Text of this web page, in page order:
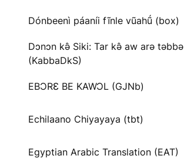
Dónbeenì páaníi fĩnle vũahṹ (box)
Dɔnɔn kə̂ Siki: Tar kə̂ aw arə təbbə
(KabbaDkS)
EBƆRƐ BE KAWƆL (GJNb)
Echilaano Chiyayaya (tbt)
Egyptian Arabic Translation (EAT)